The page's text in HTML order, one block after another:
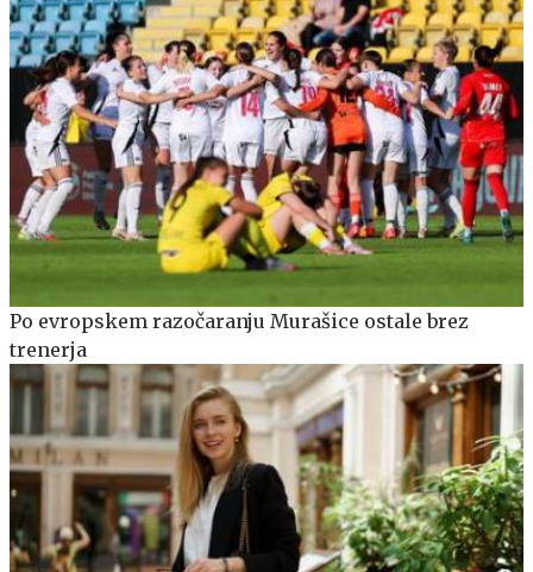
Po evropskem razočaranju Murašice ostale brez
trenerja